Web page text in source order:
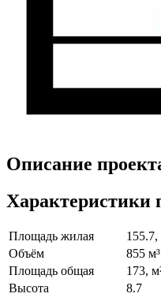
Описание
Характеристики
Площадь жилая
155.7,
Объём
855 м³
Площадь общая
173,
Высота
8.7